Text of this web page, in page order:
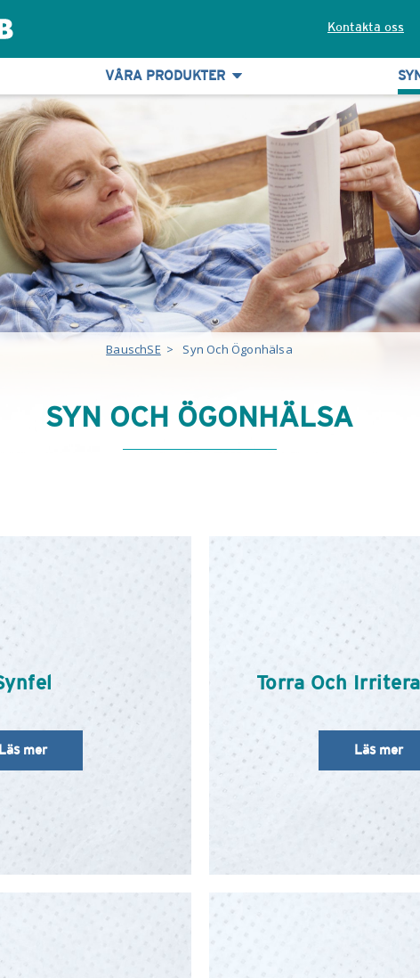
Kontakta oss
VÅRA PRODUKTER
BauschSE > Syn Och Ögonhälsa
SYN OCH ÖGONHÄLSA
mer
Torra Och
Läs mer